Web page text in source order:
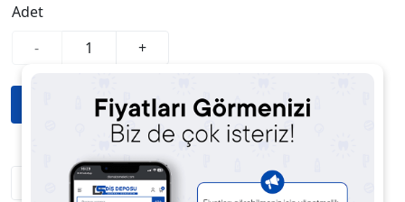
Adet
-
+
Fiyatı Düşünce Haber Ver